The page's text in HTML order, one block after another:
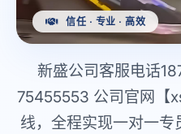
信任 · 专业 · 高效
新盛公司客服电话
75455553 公司官网【
线，全程实现一对一专